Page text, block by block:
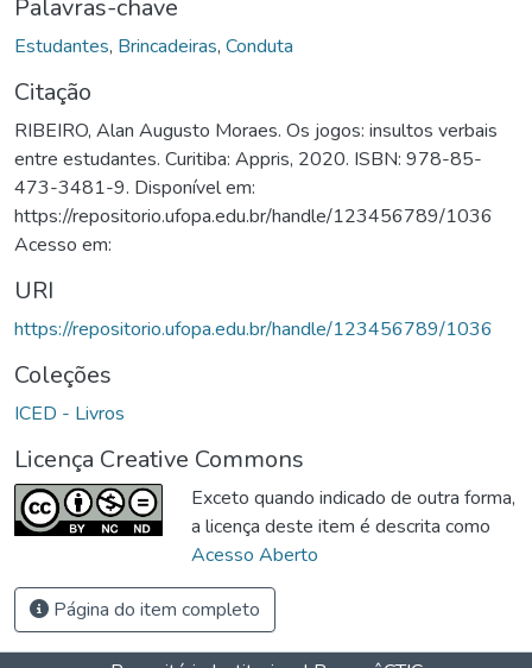
Palavras-chave
Estudantes, Brincadeiras, Conduta
Citação
RIBEIRO, Alan Augusto Moraes. Os jogos: insultos verbais
entre estudantes. Curitiba: Appris, 2020. ISBN: 978-85-
473-3481-9. Disponível em:
https://repositorio.ufopa.edu.br/handle/123456789/1036
Acesso em:
URI
https://repositorio.ufopa.edu.br/handle/123456789/1036
Coleções
ICED - Livros
Licença Creative Commons
Exceto quando indicado de outra forma,
a licença deste item é descrita como
Acesso Aberto
Página do item completo